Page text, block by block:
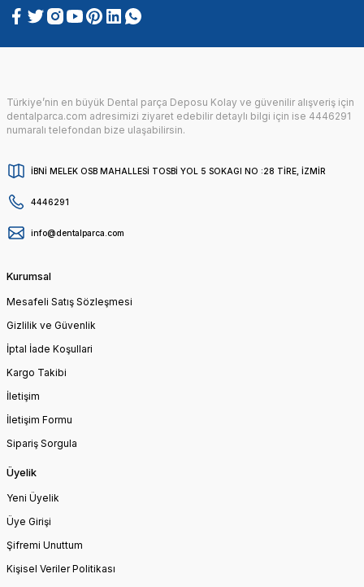
Türkiye’nin en büyük Dental parça Deposu Kolay ve güvenilir alışveriş için
dentalparca.com adresimizi ziyaret edebilir detaylı bilgi için ise 4446291
numaralı telefondan bize ulaşabilirsin.
İBNİ MELEK OSB MAHALLESİ TOSBİ YOL 5 SOKAGI NO :28 TİRE, İZMİR
4446291
info@dentalparca.com
Kurumsal
Mesafeli Satış Sözleşmesi
Gizlilik ve Güvenlik
İptal İade Koşullari
Kargo Takibi
İletişim
İletişim Formu
Sipariş Sorgula
Üyelik
Yeni Üyelik
Üye Girişi
Şifremi Unuttum
Kişisel Veriler Politikası